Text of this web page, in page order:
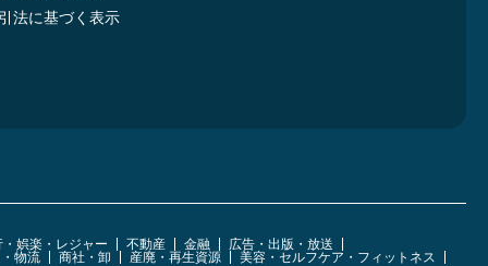
法に基づく表示
・娯楽・レジャー 不動産 金融
広告・出版・放送
物流 商社・卸 産廃・再生資源
美容・セルフケア・フィットネス